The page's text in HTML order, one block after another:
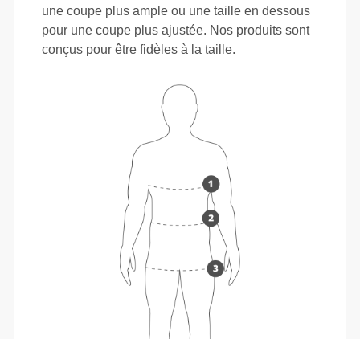
une coupe plus ample ou une taille en dessous
pour une coupe plus ajustée. Nos produits sont
conçus pour être fidèles à la taille.